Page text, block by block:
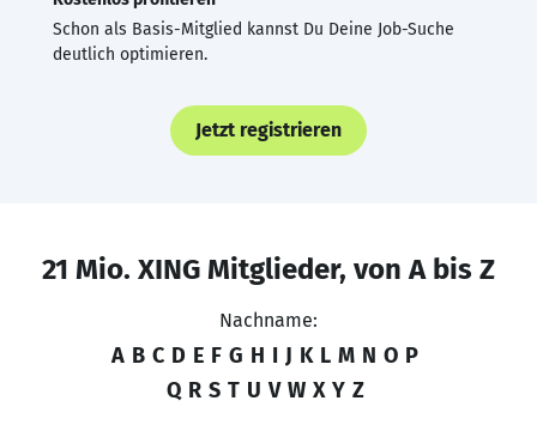
Schon als Basis-Mitglied kannst Du Deine Job-Suche
deutlich optimieren.
Jetzt registrieren
21 Mio. XING Mitglieder, von A bis Z
Nachname:
A B C D E F G H I J K L M N O P
Q R S T U V W X Y Z